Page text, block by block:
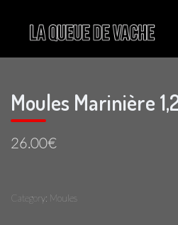
Moules Marinière
26.00€
Category: Moules